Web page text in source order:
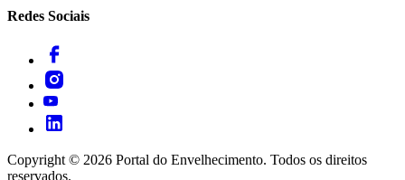
Redes Sociais
Copyright © 2026 Portal do Envelhecimento. Todos os direitos
reservados.